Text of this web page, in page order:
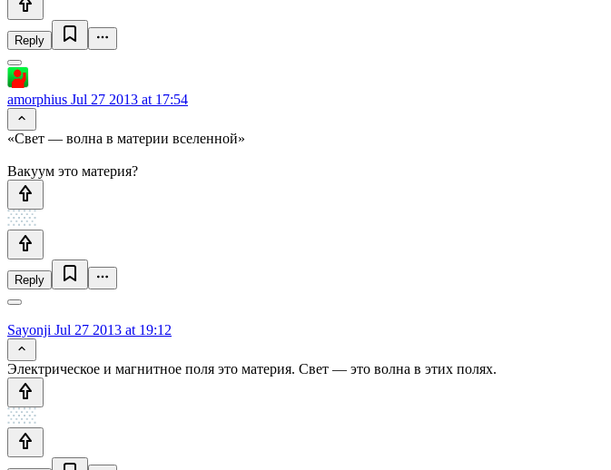
Reply
amorphius Jul 27 2013 at 17:54
«Свет — волна в материи вселенной»
Вакуум это материя?
Reply
Sayonji Jul 27 2013 at 19:12
Электрическое и магнитное поля это материя. Свет — это волна в этих полях.